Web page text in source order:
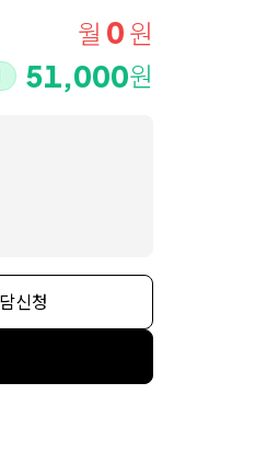
월 0 원
51,000원
신청